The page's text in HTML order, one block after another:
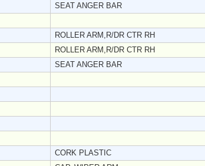
SEAT ANGER BAR
ROLLER ARM,R/DR CTR RH
ROLLER ARM,R/DR CTR RH
SEAT ANGER BAR
CORK PLASTIC